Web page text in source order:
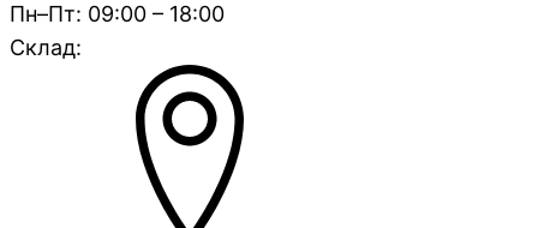
Пн–Пт: 09:00 – 18:00
Склад: